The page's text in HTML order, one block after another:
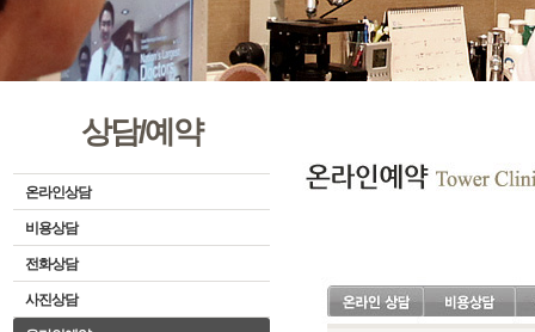
병원둘러보기
강남점 오시는길
여의도점 오시는길
광진점(동서울터미널) 오시는길
상담/예약
온라인상담
비용상담
전화상담
사진상담